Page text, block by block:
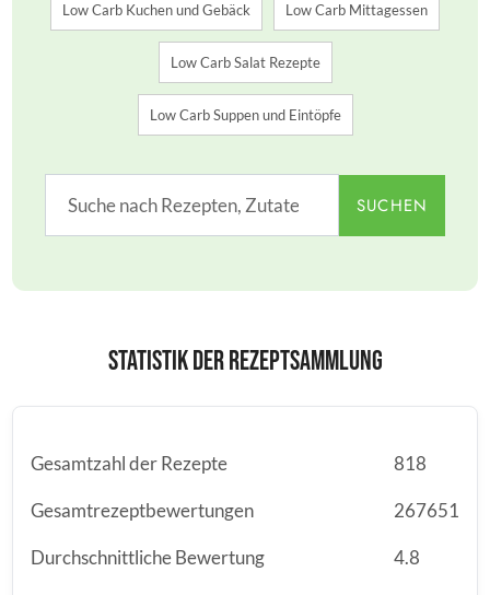
Low Carb Kuchen und Gebäck Low Carb Mittagessen
Low Carb Salat Rezepte
Low Carb Suppen und Eintöpfe
SUCHEN
Statistik der Rezeptsammlung
Gesamtzahl der Rezepte 818
Gesamtrezeptbewertungen 267651
Durchschnittliche Bewertung 4.8